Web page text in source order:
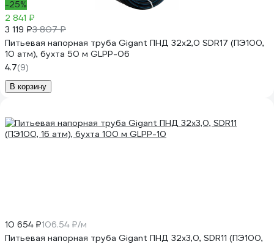
-25%
2 841 ₽
3 119 ₽3 807 ₽
Питьевая напорная труба Gigant ПНД 32х2,0 SDR17 (ПЭ100,
10 атм), бухта 50 м GLPP-06
4.7(9)
В корзину
10 654 ₽106.54 ₽/м
Питьевая напорная труба Gigant ПНД 32х3,0, SDR11 (ПЭ100,